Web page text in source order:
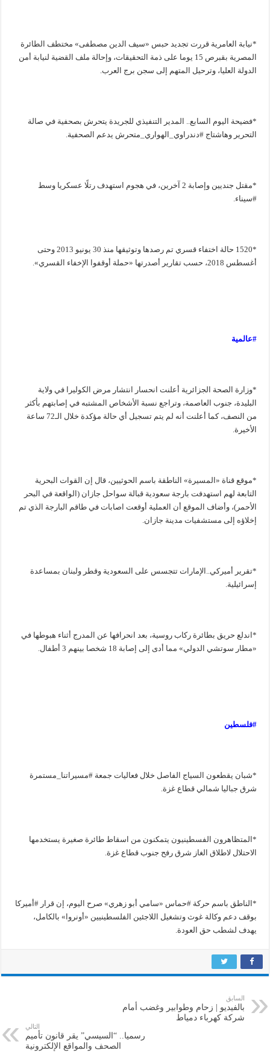
*نيابة العامرية قررت تجديد حبس «سيف الدين مصطفى» مختطف الطائرة
المصرية بقبرص 15 يوما على ذمة التحقيقات، وإحالة ملف القضية لنيابة أمن
الدولة العليا، وترحيل المتهم إلى سجن برج العرب.
*فضيحة اليوم السابع.. المدير التنفيذي للجريدة يتحرش بصحفية في صالة
التحرير وهاشتاج #دندراوي_الهواري_متحرش يدعم الصحفية.
*مقتل جنديين وإصابة 2 آخرين، في هجوم استهدف رتلًا عسكريا وسط
#سيناء.
*1520 حالة اختفاء قسري تم رصدها وتوثيقها منذ 30 يونيو 2013 وحتى
أغسطس 2018، حسب تقارير أصدرتها «حملة أوقفوا الإخفاء القسري».
#عالمية
*وزارة الصحة الجزائرية أعلنت انحسار انتشار مرض الكوليرا في ولاية
البليدة، جنوب العاصمة، وتراجع نسبة الأشخاص المشتبه في إصابتهم بأكثر
من النصف، كما أعلنت أنه لم يتم تسجيل أي حالة مؤكدة خلال الـ72 ساعة
الأخيرة.
*موقع قناة «المسيرة» الناطقة باسم الحوثيين، قال إن القوات البحرية
التابعة لهم استهدفت بارجة سعودية قبالة سواحل جازان (الواقعة في البحر
الأحمر)، وأضاف الموقع أن العملية أوقعت اصابات في طاقم البارجة الذي تم
إخلاؤه إلى مستشفيات مدينة جازان.
*تقرير أميركي..الإمارات تتجسس على السعودية وقطر ولبنان بمساعدة
إسرائيلية.
*اندلع حريق بطائرة ركاب روسية، بعد انحرافها عن المدرج أثناء هبوطها في
«مطار سوتشي الدولي» مما أدى إلى إصابة 18 شخصا بينهم 3 أطفال.
#فلسطين
*شبان يقطعون السياج الفاصل خلال فعاليات جمعة #مسيراتنا_مستمرة
شرق جباليا شمالي قطاع غزة.
*المتظاهرون الفسطينيون يتمكنون من اسقاط طائرة صغيرة يستخدمها
الاحتلال لاطلاق الغاز شرق رفح جنوب قطاع غزة.
*الناطق باسم حركة #حماس «سامي أبو زهري» صرح اليوم، إن قرار #أميركا
بوقف دعم وكالة غوث وتشغيل اللاجئين الفلسطينيين «أونروا» بالكامل،
يهدف لشطب حق العودة.
السابق
بالفيديو | زحام وطوابير وغضب أمام
شركة كهرباء دمياط
التالي
رسميا.. “السيسي” يقر قانون تأميم
الصحف والمواقع الإلكترونية